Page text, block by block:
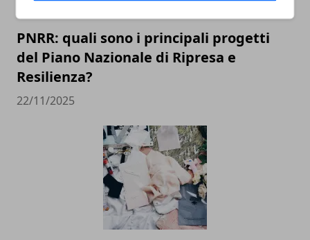
PNRR: quali sono i principali progetti
del Piano Nazionale di Ripresa e
Resilienza?
22/11/2025